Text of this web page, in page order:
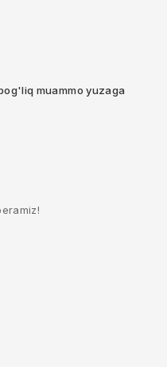
muammo yuzaga